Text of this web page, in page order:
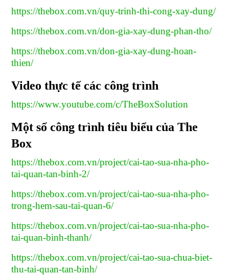
https://thebox.com.vn/quy-trinh-thi-cong-xay-dung/
https://thebox.com.vn/don-gia-xay-dung-phan-tho/
https://thebox.com.vn/don-gia-xay-dung-hoan-
thien/
Video thực tế các công trình
https://www.youtube.com/c/TheBoxSolution
Một số công trình tiêu biểu của The
Box
https://thebox.com.vn/project/cai-tao-sua-nha-pho-
tai-quan-tan-binh-2/
https://thebox.com.vn/project/cai-tao-sua-nha-pho-
trong-hem-sau-tai-quan-6/
https://thebox.com.vn/project/cai-tao-sua-nha-pho-
tai-quan-binh-thanh/
https://thebox.com.vn/project/cai-tao-sua-chua-biet-
thu-tai-quan-tan-binh/